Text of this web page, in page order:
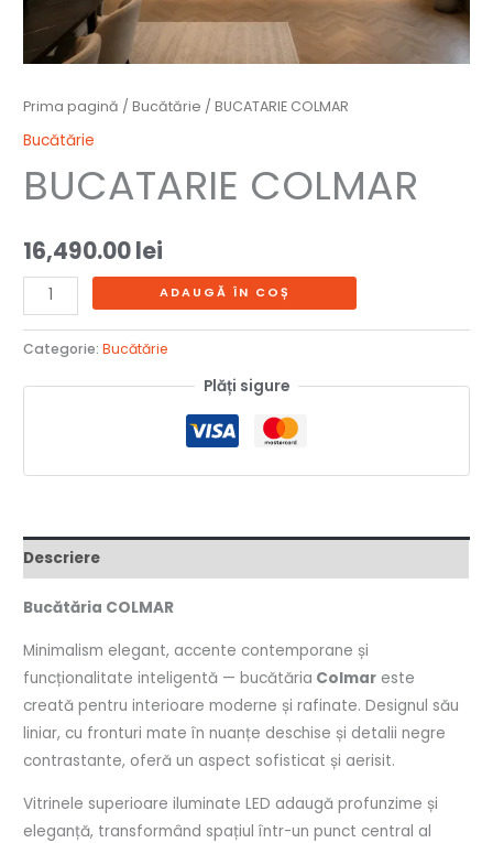
Prima pagină /Bucătărie / BUCATARIE COLMAR
Bucătărie
BUCATARIE COLMAR
16,490.00lei
ADAUGĂ ÎN COȘ
Categorie:Bucătărie
Plăți sigure
Descriere
Bucătăria COLMAR
Minimalism elegant, accente contemporane și
funcționalitate inteligentă — bucătăria Colmar este
creată pentru interioare moderne și rafinate. Designul său
liniar, cu fronturi mate în nuanțe deschise și detalii negre
contrastante, oferă un aspect sofisticat și aerisit.
Vitrinele superioare iluminate LED adaugă profunzime și
eleganță, transformând spațiul într-un punct central al